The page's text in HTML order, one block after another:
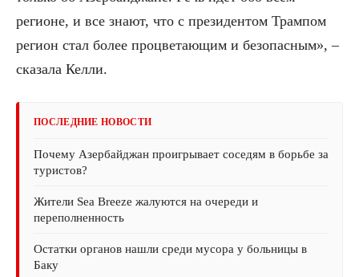
регионе, и все знают, что с президентом Трампом
регион стал более процветающим и безопасным», –
сказала Келли.
ПОСЛЕДНИЕ НОВОСТИ
Почему Азербайджан проигрывает соседям в борьбе за
туристов?
Жители Sea Breeze жалуются на очереди и
переполненность
Остатки органов нашли среди мусора у больницы в
Баку